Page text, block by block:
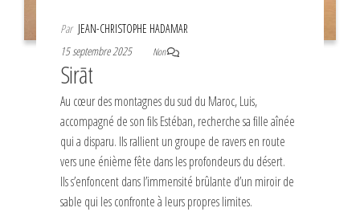
Par JEAN-CHRISTOPHE HADAMAR
15 septembre 2025
Non
Sirāt
Au cœur des montagnes du sud du Maroc, Luis,
accompagné de son fils Estéban, recherche sa fille aînée
qui a disparu. Ils rallient un groupe de ravers en route
vers une énième fête dans les profondeurs du désert.
Ils s’enfoncent dans l’immensité brûlante d’un miroir de
sable qui les confronte à leurs propres limites.